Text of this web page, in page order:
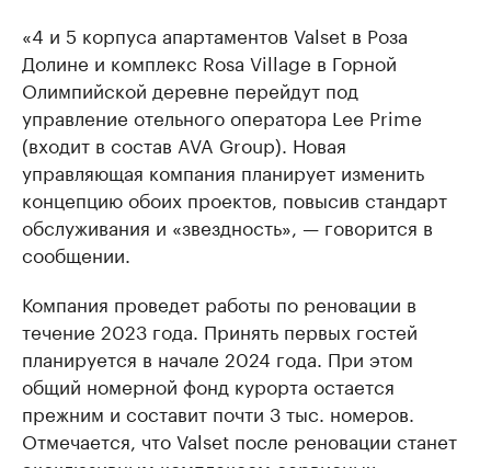
«4 и 5 корпуса апартаментов Valset в Роза
Долине и комплекс Rosa Village в Горной
Олимпийской деревне перейдут под
управление отельного оператора Lee Prime
(входит в состав AVA Group). Новая
управляющая компания планирует изменить
концепцию обоих проектов, повысив стандарт
обслуживания и «звездность», — говорится в
сообщении.
Компания проведет работы по реновации в
течение 2023 года. Принять первых гостей
планируется в начале 2024 года. При этом
общий номерной фонд курорта остается
прежним и составит почти 3 тыс. номеров.
Отмечается, что Valset после реновации станет